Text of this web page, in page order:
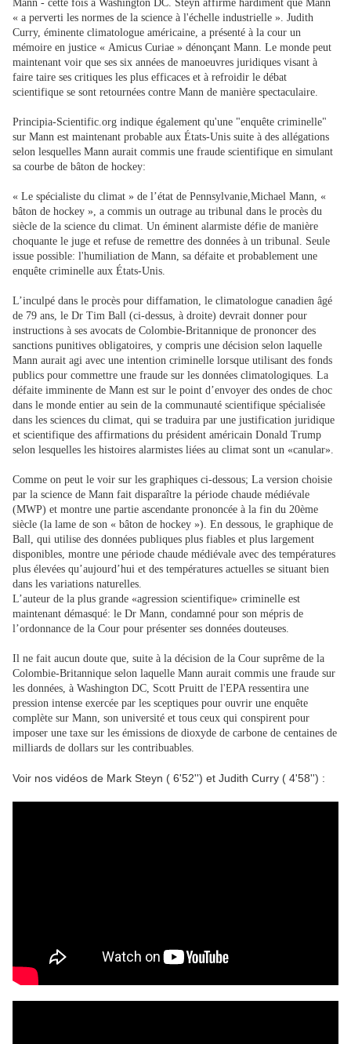
Mann - cette fois à Washington DC. Steyn affirme hardiment que Mann
« a perverti les normes de la science à l'échelle industrielle ». Judith
Curry, éminente climatologue américaine, a présenté à la cour un
mémoire en justice « Amicus Curiae » dénonçant Mann. Le monde peut
maintenant voir que ses six années de manoeuvres juridiques visant à
faire taire ses critiques les plus efficaces et à refroidir le débat
scientifique se sont retournées contre Mann de manière spectaculaire.
Principia-Scientific.org indique également qu'une "enquête criminelle"
sur Mann est maintenant probable aux États-Unis suite à des allégations
selon lesquelles Mann aurait commis une fraude scientifique en simulant
sa courbe de bâton de hockey:
« Le spécialiste du climat » de l’état de Pennsylvanie,Michael Mann, «
bâton de hockey », a commis un outrage au tribunal dans le procès du
siècle de la science du climat. Un éminent alarmiste défie de manière
choquante le juge et refuse de remettre des données à un tribunal. Seule
issue possible: l'humiliation de Mann, sa défaite et probablement une
enquête criminelle aux États-Unis.
L’inculpé dans le procès pour diffamation, le climatologue canadien âgé
de 79 ans, le Dr Tim Ball (ci-dessus, à droite) devrait donner pour
instructions à ses avocats de Colombie-Britannique de prononcer des
sanctions punitives obligatoires, y compris une décision selon laquelle
Mann aurait agi avec une intention criminelle lorsque utilisant des fonds
publics pour commettre une fraude sur les données climatologiques. La
défaite imminente de Mann est sur le point d’envoyer des ondes de choc
dans le monde entier au sein de la communauté scientifique spécialisée
dans les sciences du climat, qui se traduira par une justification juridique
et scientifique des affirmations du président américain Donald Trump
selon lesquelles les histoires alarmistes liées au climat sont un «canular».
Comme on peut le voir sur les graphiques ci-dessous; La version choisie
par la science de Mann fait disparaître la période chaude médiévale
(MWP) et montre une partie ascendante prononcée à la fin du 20ème
siècle (la lame de son « bâton de hockey »). En dessous, le graphique de
Ball, qui utilise des données publiques plus fiables et plus largement
disponibles, montre une période chaude médiévale avec des températures
plus élevées qu’aujourd’hui et des températures actuelles se situant bien
dans les variations naturelles.
L’auteur de la plus grande «agression scientifique» criminelle est
maintenant démasqué: le Dr Mann, condamné pour son mépris de
l’ordonnance de la Cour pour présenter ses données douteuses.
Il ne fait aucun doute que, suite à la décision de la Cour suprême de la
Colombie-Britannique selon laquelle Mann aurait commis une fraude sur
les données, à Washington DC, Scott Pruitt de l'EPA ressentira une
pression intense exercée par les sceptiques pour ouvrir une enquête
complète sur Mann, son université et tous ceux qui conspirent pour
imposer une taxe sur les émissions de dioxyde de carbone de centaines de
milliards de dollars sur les contribuables.
Voir nos vidéos de Mark Steyn ( 6'52'') et Judith Curry ( 4'58'') :